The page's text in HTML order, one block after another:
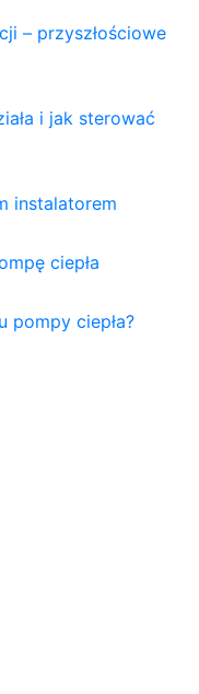
– przyszłościowe
i jak sterować
instalatorem
ciepła
pompy ciepła?